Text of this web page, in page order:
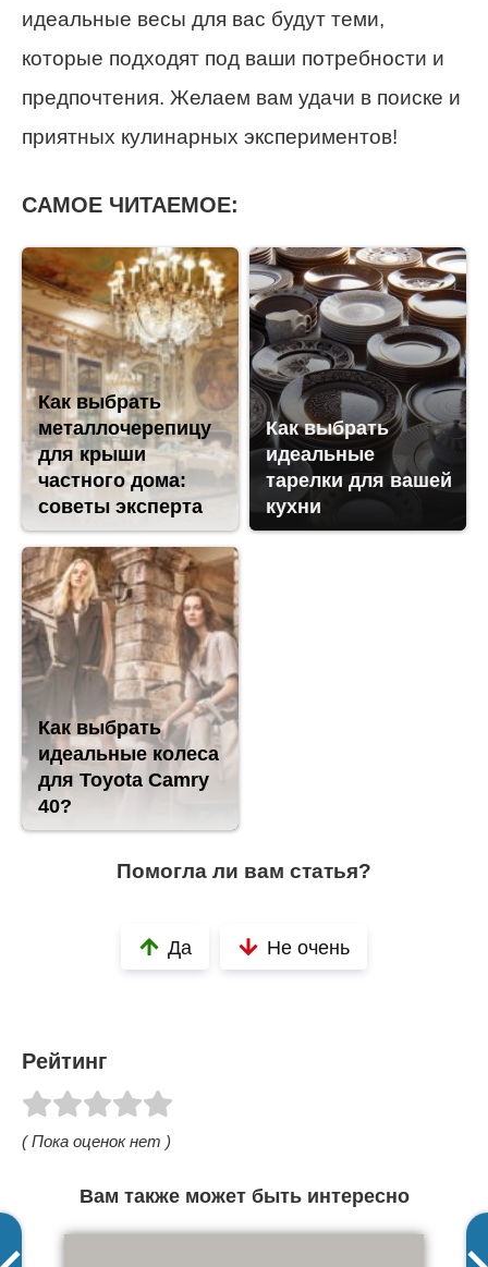
идеальные весы для вас будут теми,
которые подходят под ваши потребности и
предпочтения. Желаем вам удачи в поиске и
приятных кулинарных экспериментов!
САМОЕ ЧИТАЕМОЕ:
Как выбрать
металлочерепицу
для крыши
частного дома:
советы эксперта
Как выбрать
идеальные
тарелки для вашей
кухни
Как выбрать
идеальные колеса
для Toyota Camry
40?
Помогла ли вам статья?
Да Не очень
Рейтинг
( Пока оценок нет )
Вам также может быть интересно